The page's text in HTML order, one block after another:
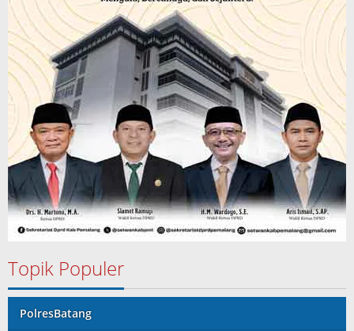
Topik Populer
PolresBatang